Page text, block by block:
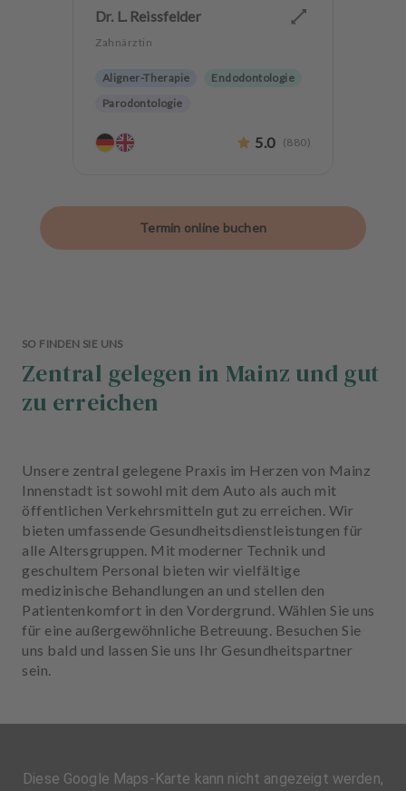
Dr. L. Reissfelder
Zahnärztin
Aligner-Therapie
Endodontologie
Parodontologie
Hochwertiger Zahnersatz
5.0 (880)
Termin online buchen
SO FINDEN SIE UNS
Zentral gelegen in Mainz und gut
zu erreichen
Unsere zentral gelegene Praxis im Herzen von Mainz
Innenstadt ist sowohl mit dem Auto als auch mit
öffentlichen Verkehrsmitteln gut zu erreichen. Wir
bieten umfassende Gesundheitsdienstleistungen für
alle Altersgruppen. Mit moderner Technik und
geschultem Personal bieten wir vielfältige
medizinische Behandlungen an und stellen den
Patientenkomfort in den Vordergrund. Wählen Sie uns
für eine außergewöhnliche Betreuung. Besuchen Sie
uns bald und lassen Sie uns Ihr Gesundheitspartner
sein.
Diese Google Maps-Karte kann nicht angezeigt werden,